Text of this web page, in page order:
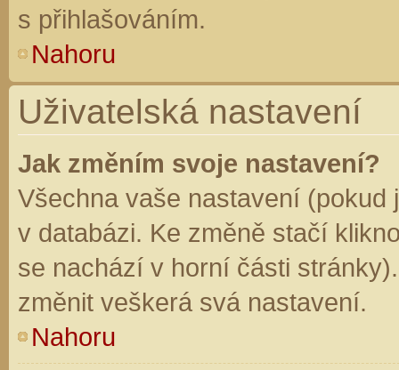
s přihlašováním.
Nahoru
Uživatelská nastavení
Jak změním svoje nastavení?
Všechna vaše nastavení (pokud
v databázi. Ke změně stačí
se nachází v horní části
změnit veškerá svá nastavení.
Nahoru